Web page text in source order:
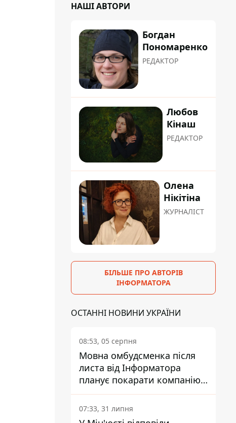
НАШІ АВТОРИ
Богдан
Пономаренко
РЕДАКТОР
Любов
Кінаш
РЕДАКТОР
Олена
Нікітіна
ЖУРНАЛІСТ
БІЛЬШЕ ПРО АВТОРІВ
ІНФОРМАТОРА
ОСТАННІ НОВИНИ УКРАЇНИ
08:53, 05 серпня
Мовна омбудсменка після
листа від Інформатора
планує покарати компанію-
підрядника ПриватБанку
07:33, 31 липня